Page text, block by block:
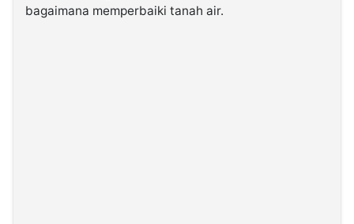
bagaimana memperbaiki tanah air.